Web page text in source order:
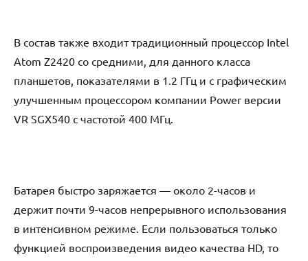
В состав также входит традиционный процессор Intеl
Аtоm Z2420 со средними, для данного класса
планшетов, показателями в 1.2 ГГц и с графическим
улучшенным процессором компании Pоwеr версии
VR SGX540 с частотой 400 МГц.
Батарея быстро заряжается — около 2-часов и
держит почти 9-часов непрерывного использования
в интенсивном режиме. Если пользоваться только
функцией воспроизведения видео качества HD, то